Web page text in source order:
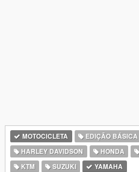
MOTOCICLETA EDIÇÃO BÁSICA
HARLEY DAVIDSON
HONDA
KTM
SUZUKI YAMAHA